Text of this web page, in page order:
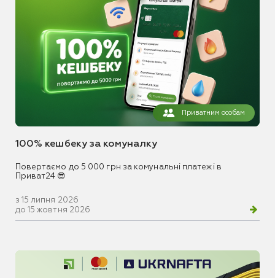
Приватним особам
100% кешбеку за комуналку
Повертаємо до 5 000 грн за комунальні платежі в
Приват24 😎
з 15 липня 2026
до 15 жовтня 2026